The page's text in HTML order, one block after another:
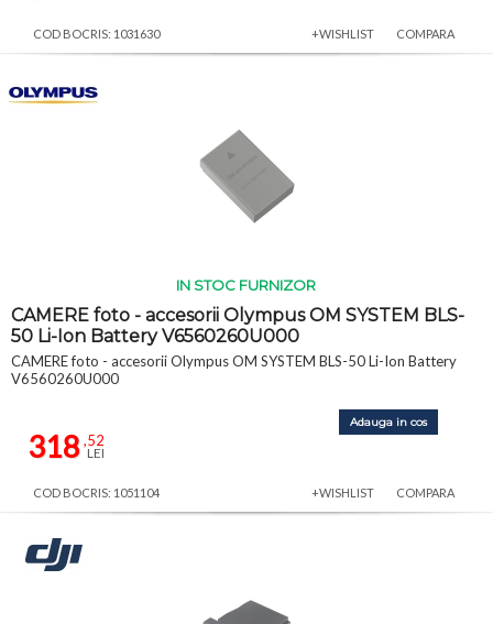
COD BOCRIS: 1031630 +WISHLIST COMPARA
IN STOC FURNIZOR
CAMERE foto - accesorii Olympus OM SYSTEM BLS-
50 Li-Ion Battery V6560260U000
CAMERE foto - accesorii Olympus OM SYSTEM BLS-50 Li-Ion Battery
V6560260U000
318,52
LEI
Adauga in cos
COD BOCRIS: 1051104 +WISHLIST COMPARA